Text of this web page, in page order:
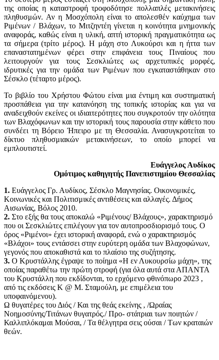
της οποί­ας η καταστροφή τροφοδότησε πολλαπλές μετακινήσεις
πληθυσμών. Αν η Μοσχόπολη είναι το απολεσθέν καύχημα των
Ριμένων / Βλάχων, το Μιτζη­ντέη γίνεται η κοινότητα μνημονικής
αναφοράς, καθώς είναι η υλική, απτή ιστορική πραγματικότητα ως
τα σήμερα (τρίτο μέρος). Η μάχη στο Λυκούρσι και η ήττα των
επαναστατημένων φέρει στην επιφάνεια τους Πιναίους που
λειτουργούν για τους Σεσκλιώτες ως αρχετυπικές μορφές,
ιδρυτικές για την ομάδα των Ριμένων που εγκαταστάθηκαν στο
Σέσκλο (τέταρτο μέρος).
Το βιβλίο του Χρήστου Φώτου είναι μια έντιμη και συστηματική
προ­σπάθεια για την κατανόηση της τοπικής ιστορίας και για να
αναδειχθούν εκείνες οι ιδιαιτερότητες που συγκροτούν την ολότητα
των Βλαχόφωνων και την ιστορική τους παρουσία στην κάθετο που
συνδέει τη Βόρειο Ήπειρο με τη Θεσσαλία. Ανασυγκροτείται το
δίκτυο πληθυσμιακών μετακινήσεων, το οποίο μπορεί να
εμπλουτιστεί.
Ευάγγελος Αυδίκος
Ομότιμος καθηγητής Πανεπιστημίου Θεσσαλίας
1. Ευάγγελος Γρ. Αυδίκος, Σέσκλο Μαγνησίας. Οικονομικές,
Κοινωνικές και Πολιτι­σμικές αντιθέσεις και αλλαγές. Δήμος
Αισωνίας, Βόλος 2010.
2. Στο εξής θα τους αποκαλώ «Ριμένους/ Βλάχους», χαρακτηρισμό
που οι Σεσκλιώτες επιλέγουν για τον αυτοπροσδιορισμό τους. Ο
όρος «Ριμένοι» έχει ιστορική αναφορά, ενώ ο χαρακτηρισμός
«Βλάχοι» τους εντάσσει στην ευρύτερη ομάδα των Βλαχοφώνων,
γεγο­νός που αποκαθιστά και το πλαίσιο της συζήτησης.
3. Ο Κρυστάλλης έγραψε το ποίημα «Η εν Λυκουρσίω μάχη», της
οποίας παραθέτω την πρώτη στροφή (για όλα αυτά στα ΑΠΑΝΤΑ
του Κρυστάλλη που εκδίδονται, το ερχόμενο φθινόπωρο 2023 ,
από τις εκδόσεις Κ @ Μ. Σταμούλη, με επιμέλεια του
υποφαινόμενου).
Ω θυγατέρες του Διός / Και της θεάς εκείνης , /Ωραίας
Νοημοσύνης/Τιτάνων θυγατρός./ Προ- στάτριαι των ποιητών /
Καλλιπλόκαμαι Μούσαι, / Τα θέλγητρα σεις ούσαι / Των κραταιών
θεών.